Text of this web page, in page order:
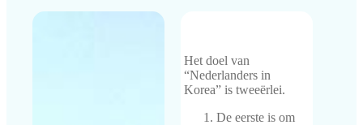
Het doel van
“Nederlanders in
Korea” is tweeërlei.
De eerste is om